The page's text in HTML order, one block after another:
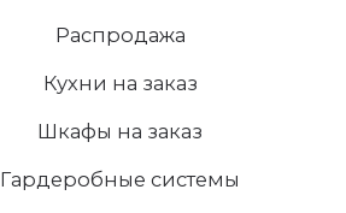
Распродажа
Кухни на заказ
Шкафы на заказ
Гардеробные системы